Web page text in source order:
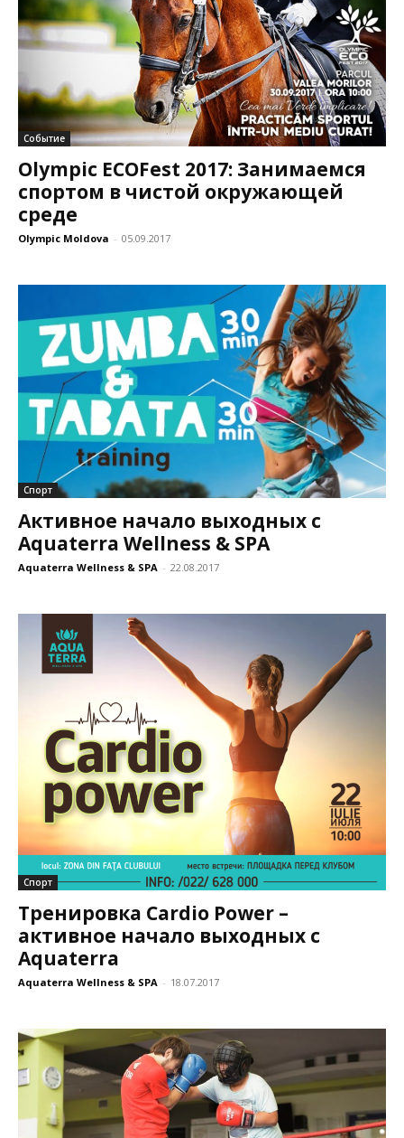
Событие
Olympic ECOFest 2017: Занимаемся
спортом в чистой окружающей
среде
Olympic Moldova - 05.09.2017
Спорт
Активное начало выходных с
Aquaterra Wellness & SPA
Aquaterra Wellness & SPA - 22.08.2017
Спорт
Тренировка Cardio Power –
активное начало выходных с
Aquaterra
Aquaterra Wellness & SPA - 18.07.2017